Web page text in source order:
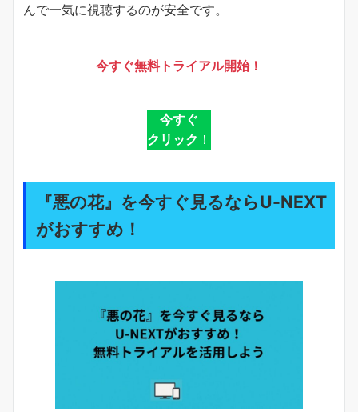
んで一気に視聴するのが安全です。
今すぐ無料トライアル開始！
今すぐ
クリック ！
『悪の花』を今すぐ見るならU-NEXT
がおすすめ！